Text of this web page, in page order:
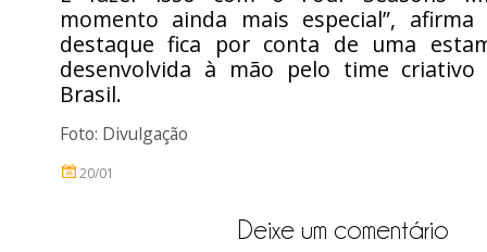
momento ainda mais especial”,
destaque fica por conta de uma
desenvolvida à mão pelo time
Brasil.
Foto: Divulgação
20/01
Deixe um comentário